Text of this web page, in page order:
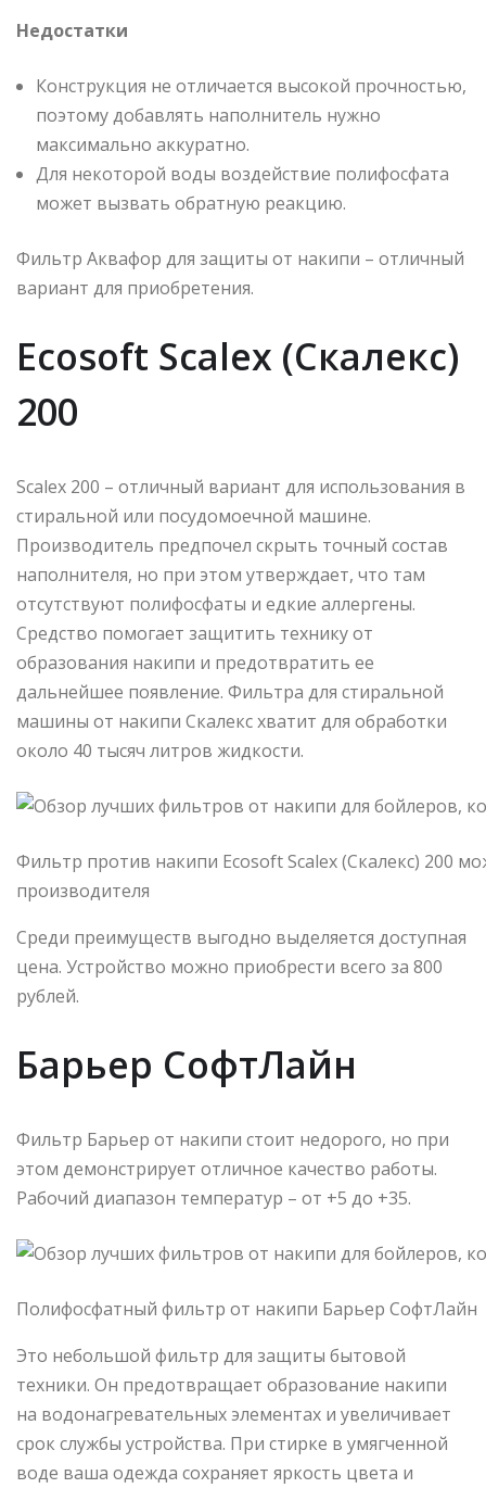
Недостатки
Конструкция не отличается высокой прочностью,
поэтому добавлять наполнитель нужно
максимально аккуратно.
Для некоторой воды воздействие полифосфата
может вызвать обратную реакцию.
Фильтр Аквафор для защиты от накипи – отличный
вариант для приобретения.
Ecosoft Scalex (Скалекс)
200
Scalex 200 – отличный вариант для использования в
стиральной или посудомоечной машине.
Производитель предпочел скрыть точный состав
наполнителя, но при этом утверждает, что там
отсутствуют полифосфаты и едкие аллергены.
Средство помогает защитить технику от
образования накипи и предотвратить ее
дальнейшее появление. Фильтра для стиральной
машины от накипи Скалекс хватит для обработки
около 40 тысяч литров жидкости.
Фильтр против накипи Ecosoft Scalex (Скалекс) 200
производителя
Среди преимуществ выгодно выделяется доступная
цена. Устройство можно приобрести всего за 800
рублей.
Барьер СофтЛайн
Фильтр Барьер от накипи стоит недорого, но при
этом демонстрирует отличное качество работы.
Рабочий диапазон температур – от +5 до +35.
Полифосфатный фильтр от накипи Барьер СофтЛайн
Это небольшой фильтр для защиты бытовой
техники. Он предотвращает образование накипи
на водонагревательных элементах и увеличивает
срок службы устройства. При стирке в умягченной
воде ваша одежда сохраняет яркость цвета и